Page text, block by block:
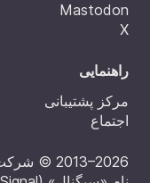
Mastodon
X
راهنمایی
مرکز پشتیبانی
اجتماع
‎© 2013‎–2026 شرکت غیرانتفاعی سیگنال.